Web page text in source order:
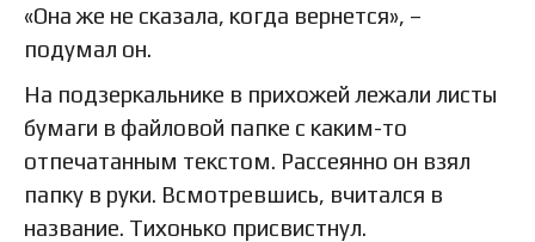
«Она же не сказала, когда вернется», –
подумал он.
На подзеркальнике в прихожей лежали листы
бумаги в файловой папке с каким-то
отпечатанным текстом. Рассеянно он взял
папку в руки. Всмотревшись, вчитался в
название. Тихонько присвистнул.